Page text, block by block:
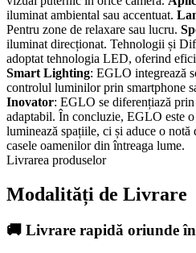
iluminat ambiental sau accentuat.
Pentru zone de relaxare sau lucru.
iluminat direcționat. Tehnologii și
adoptat tehnologia LED, oferind
Smart Lighting: EGLO integrează
controlul luminilor prin smartphone
Inovator: EGLO se diferențiază
adaptabil. În concluzie, EGLO este
luminează spațiile, ci și aduce o
casele oamenilor din întreaga lume.
Livrarea produselor
Modalități de Livrare
🚚 Livrare rapidă oriunde